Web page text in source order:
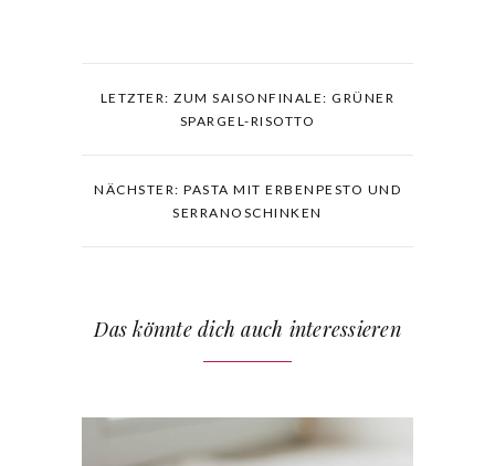
LETZTER: ZUM SAISONFINALE: GRÜNER
SPARGEL-RISOTTO
NÄCHSTER: PASTA MIT ERBENPESTO UND
SERRANOSCHINKEN
Das könnte dich auch interessieren